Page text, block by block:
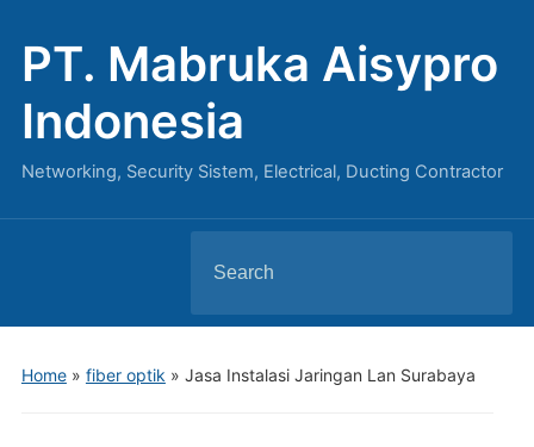
PT. Mabruka Aisypro
Indonesia
Networking, Security Sistem, Electrical, Ducting Contractor
for:
Home» fiber optik » Jasa Instalasi Jaringan Lan Surabaya